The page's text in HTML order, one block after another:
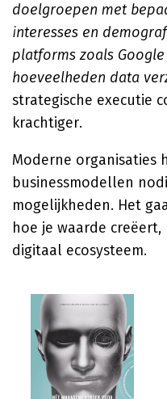
doelgroepen met
interesses en
platforms zoals
hoeveelheden data
strategische executie
krachtiger.
Moderne organisaties
businessmodellen
mogelijkheden. Het
hoe je waarde
digitaal ecosysteem.